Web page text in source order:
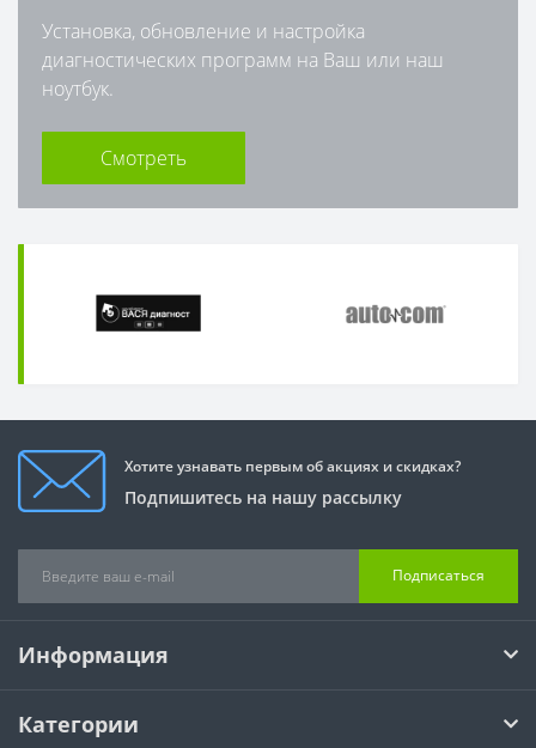
Установка, обновление и настройка
диагностических программ на Ваш или наш
ноутбук.
Смотреть
Хотите узнавать первым об акциях и скидках?
Подпишитесь на нашу рассылку
Подписаться
Информация
Категории